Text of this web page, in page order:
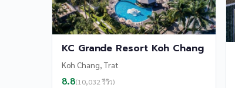
KC Grande Resort Koh Chang
Koh Chang, Trat
8.8(10,032 รีวิว)